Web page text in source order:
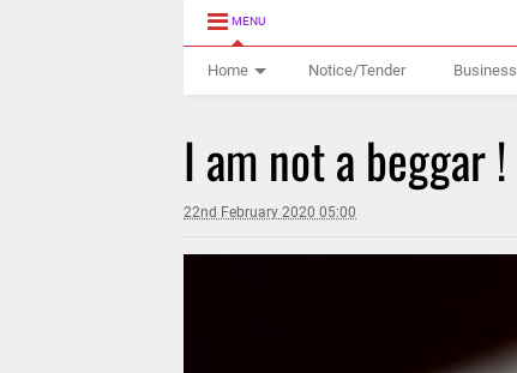
MENU
Home Notice/Tender Business
I am not a beggar !
22nd February 2020 05:00